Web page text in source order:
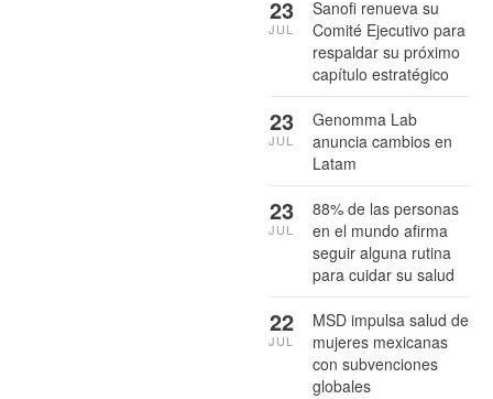
Sanofi renueva su
Comité Ejecutivo para
respaldar su próximo
capítulo estratégico
23
JUL
Genomma Lab
anuncia cambios en
Latam
23
JUL
88% de las personas
en el mundo afirma
seguir alguna rutina
para cuidar su salud
23
JUL
MSD impulsa salud de
mujeres mexicanas
con subvenciones
globales
22
JUL